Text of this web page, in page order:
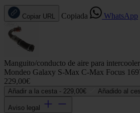
Copiar URL Copiada WhatsApp
Manguito/conducto de aire para
Mondeo Galaxy S-Max C-Max Focus
229,00€
Añadir a la cesta - 229,00€ Añadido al
Aviso legal